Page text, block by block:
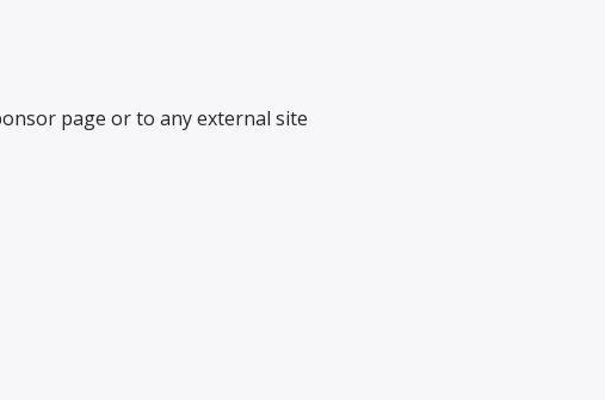
page or to any external site